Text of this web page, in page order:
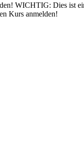
WICHTIG: Dies ist
Kurs anmelden!